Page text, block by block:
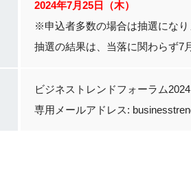
2024年7月25日（木）
※申込者多数の場合は抽選になり
抽選の結果は、当落に関わらず7
ビジネストレンドフォーラム
専用メールアドレス: